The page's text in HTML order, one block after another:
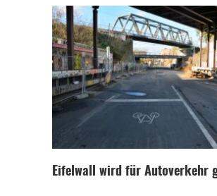
Eifelwall wird für Autoverkehr